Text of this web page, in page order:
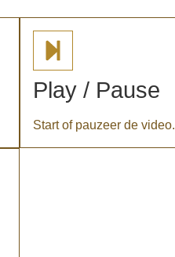
Play / Pause
Start of pauzeer de video.